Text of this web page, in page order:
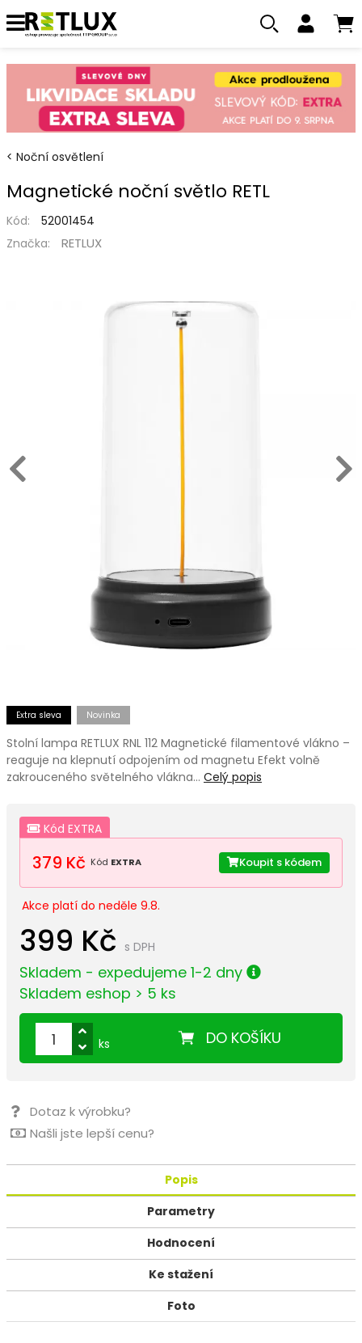
Noční osvětlení
Magnetické noční světlo RETL
Kód:
52001454
Značka:
RETLUX
Extra sleva Novinka
Stolní lampa RETLUX RNL 112 Magnetické filamentové vlákno –
reaguje na klepnutí odpojením od magnetu Efekt volně
zakrouceného světelného vlákna… Celý popis
Kód EXTRA
379 Kč Kód EXTRA Koupit s kódem
Akce platí do neděle 9.8.
399 Kč s DPH
Skladem - expedujeme 1-2 dny
Skladem eshop > 5 ks
DO KOŠÍKU
ks
Dotaz k výrobku?
Našli jste lepší cenu?
Popis
Parametry
Hodnocení
Ke stažení
Foto